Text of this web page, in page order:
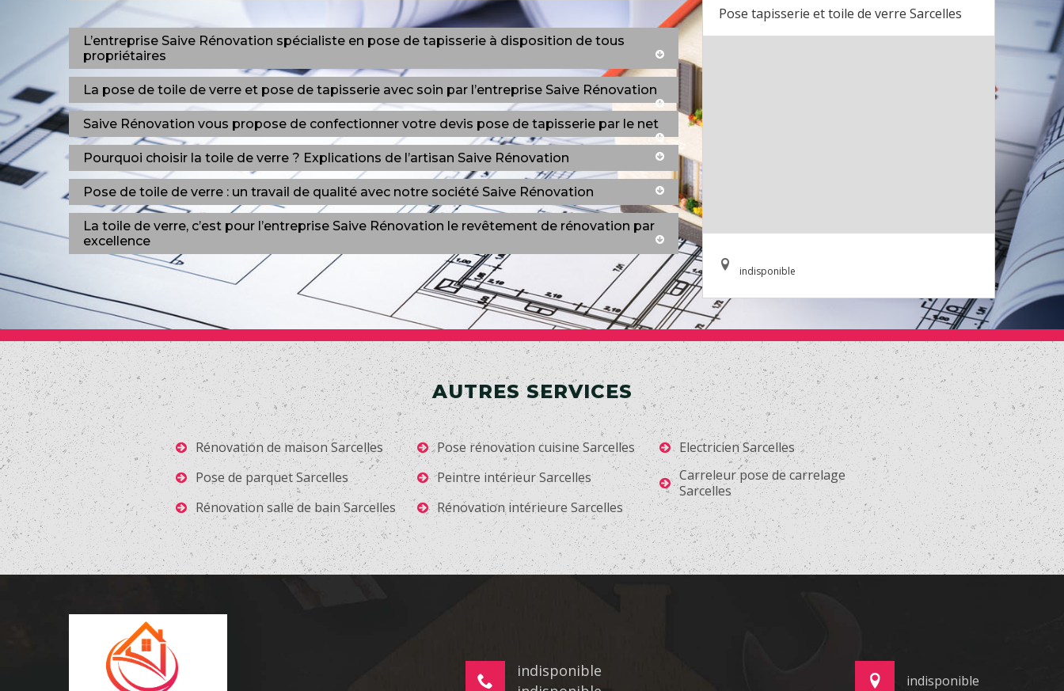
L’entreprise Saive Rénovation spécialiste en pose de tapisserie à disposition de tous
propriétaires
La pose de toile de verre et pose de tapisserie avec soin par l’entreprise Saive Rénovation
Saive Rénovation vous propose de confectionner votre devis pose de tapisserie par le net
Pourquoi choisir la toile de verre ? Explications de l’artisan Saive Rénovation
Pose de toile de verre : un travail de qualité avec notre société Saive Rénovation
La toile de verre, c’est pour l’entreprise Saive Rénovation le revêtement de rénovation par
excellence
Pose tapisserie et toile de verre Sarcelles
indisponible
AUTRES SERVICES
Rénovation de maison Sarcelles
Pose de parquet Sarcelles
Rénovation salle de bain Sarcelles
Pose rénovation cuisine Sarcelles
Peintre intérieur Sarcelles
Rénovation intérieure Sarcelles
Electricien Sarcelles
Carreleur pose de carrelage
Sarcelles
indisponible
indisponible